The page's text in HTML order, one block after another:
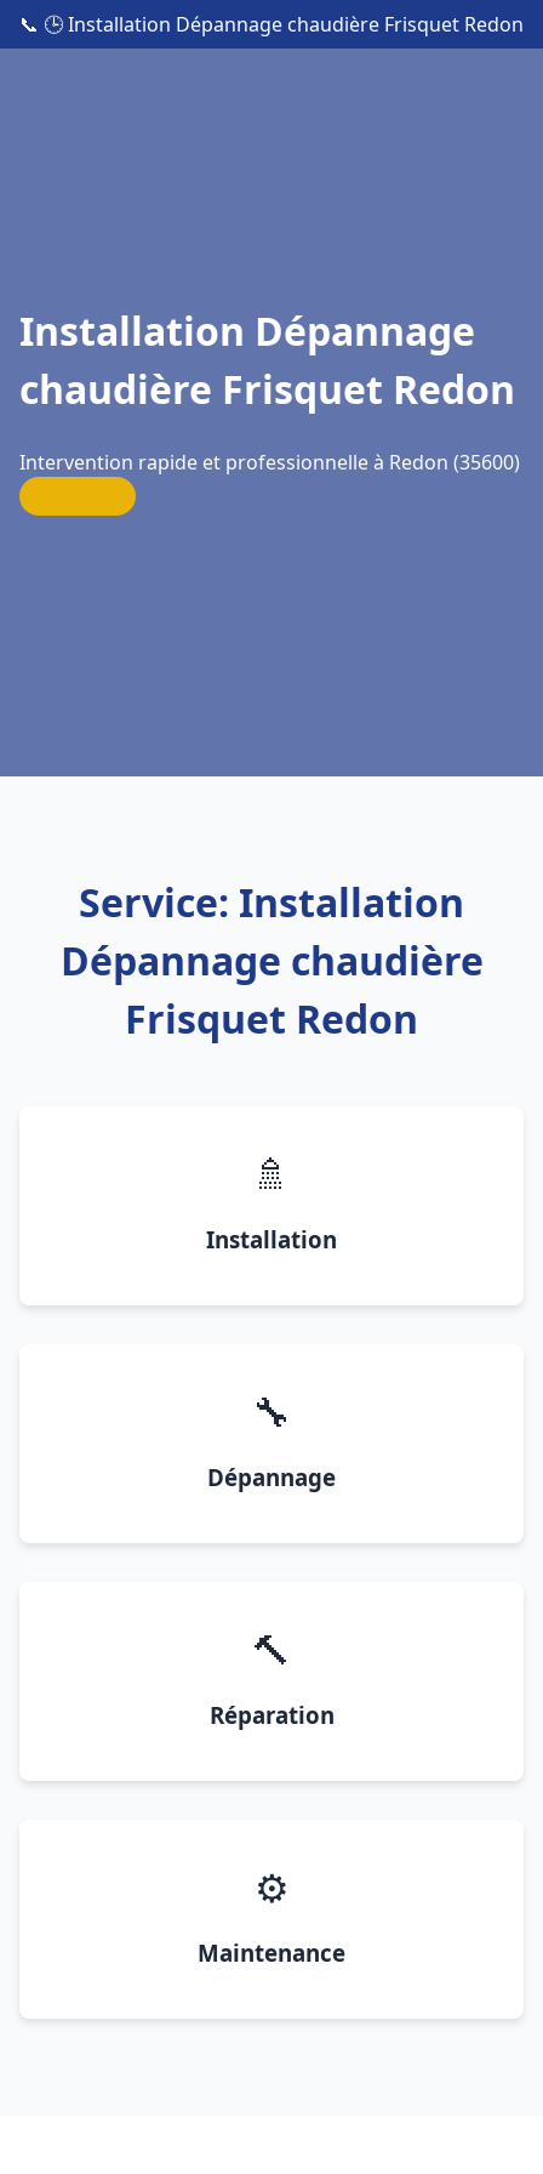
📞 🕒 Installation Dépannage chaudière Frisquet Redon
Installation Dépannage
chaudière Frisquet Redon
Intervention rapide et professionnelle à Redon (35600)
Service: Installation
Dépannage chaudière
Frisquet Redon
🚿
Installation
🔧
Dépannage
🔨
Réparation
⚙️
Maintenance